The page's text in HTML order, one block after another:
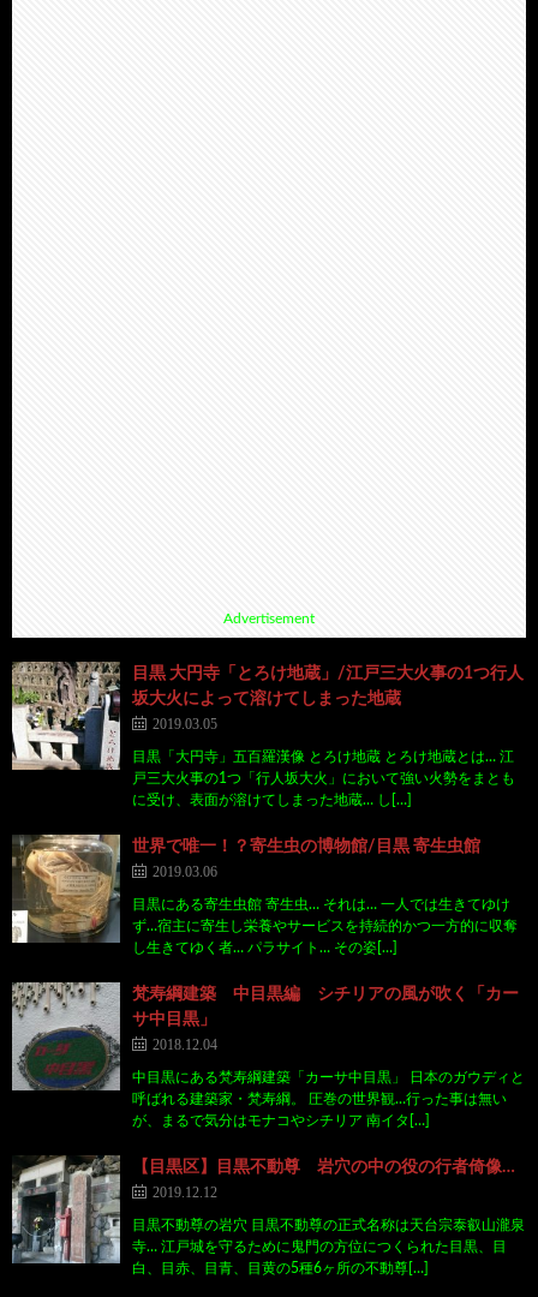
Advertisement
目黒 大円寺「とろけ地蔵」/江戸三大火事の1つ行人
坂大火によって溶けてしまった地蔵
2019.03.05
目黒「大円寺」五百羅漢像 とろけ地蔵 とろけ地蔵とは… 江
戸三大火事の1つ「行人坂大火」において強い火勢をまとも
に受け、表面が溶けてしまった地蔵… し[…]
世界で唯一！？寄生虫の博物館/目黒 寄生虫館
2019.03.06
目黒にある寄生虫館 寄生虫… それは… 一人では生きてゆけ
ず…宿主に寄生し栄養やサービスを持続的かつ一方的に収奪
し生きてゆく者… パラサイト… その姿[…]
梵寿綱建築 中目黒編 シチリアの風が吹く「カー
サ中目黒」
2018.12.04
中目黒にある梵寿綱建築「カーサ中目黒」 日本のガウディと
呼ばれる建築家・梵寿綱。 圧巻の世界観…行った事は無い
が、まるで気分はモナコやシチリア 南イタ[…]
【目黒区】目黒不動尊 岩穴の中の役の行者倚像…
2019.12.12
目黒不動尊の岩穴 目黒不動尊の正式名称は天台宗泰叡山瀧泉
寺… 江戸城を守るために鬼門の方位につくられた目黒、目
白、目赤、目青、目黄の5種6ヶ所の不動尊[…]